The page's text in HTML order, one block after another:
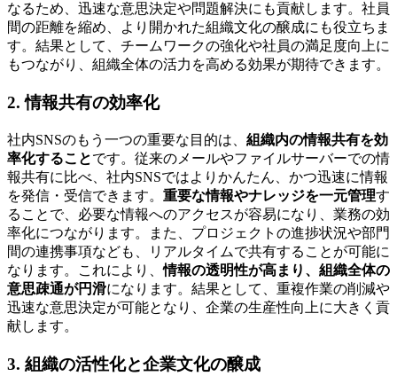
なるため、迅速な意思決定や問題解決にも貢献します。社員
間の距離を縮め、より開かれた組織文化の醸成にも役立ちま
す。結果として、チームワークの強化や社員の満足度向上に
もつながり、組織全体の活力を高める効果が期待できます。
2. 情報共有の効率化
社内SNSのもう一つの重要な目的は、 組織内の情報共有を効
率化することです。従来のメールやファイルサーバーでの情
報共有に比べ、社内SNSではよりかんたん、かつ迅速に情報
を発信・受信できます。 重要な情報やナレッジを一元管理す
ることで、必要な情報へのアクセスが容易になり、業務の効
率化につながります。また、プロジェクトの進捗状況や部門
間の連携事項なども、リアルタイムで共有することが可能に
なります。これにより、情報の透明性が高まり、組織全体の
意思疎通が円滑になります。結果として、重複作業の削減や
迅速な意思決定が可能となり、企業の生産性向上に大きく貢
献します。
3. 組織の活性化と企業文化の醸成